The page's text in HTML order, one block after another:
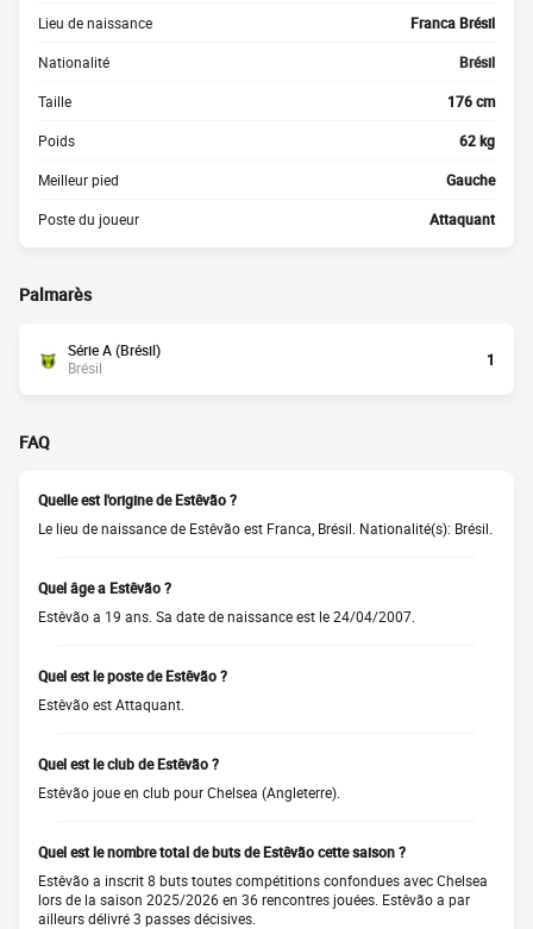
Lieu de naissance Franca Brésil
Nationalité Brésil
Taille 176 cm
Poids 62 kg
Meilleur pied Gauche
Poste du joueur Attaquant
Palmarès
Série A (Brésil)
Brésil
1
FAQ
Quelle est l'origine de Estêvão ?
Le lieu de naissance de Estêvão est Franca, Brésil. Nationalité(s): Brésil.
Quel âge a Estêvão ?
Estêvão a 19 ans. Sa date de naissance est le 24/04/2007.
Quel est le poste de Estêvão ?
Estêvão est Attaquant.
Quel est le club de Estêvão ?
Estêvão joue en club pour Chelsea (Angleterre).
Quel est le nombre total de buts de Estêvão cette saison ?
Estêvão a inscrit 8 buts toutes compétitions confondues avec Chelsea
lors de la saison 2025/2026 en 36 rencontres jouées. Estêvão a par
ailleurs délivré 3 passes décisives.